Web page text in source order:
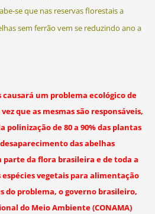
se que nas reservas florestais a
sem ferrão vem se reduzindo ano a
causará um problema ecológico de
que as mesmas são responsáveis,
polinização de 80 a 90% das plantas
das abelhas
parte da flora brasileira e de toda a
vegetais para alimentação
do problema, o governo brasileiro,
do Meio Ambiente (CONAMA)